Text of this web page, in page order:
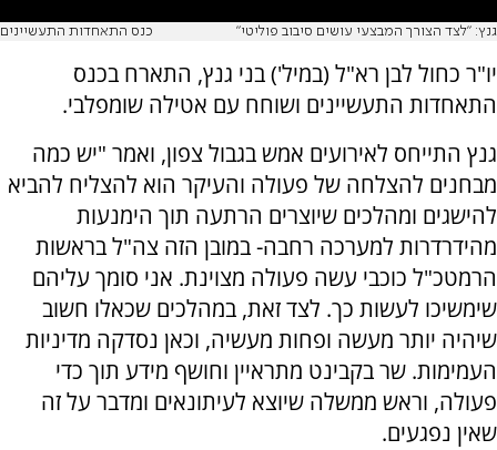
גנץ: "לצד הצורך המבצעי עושים סיבוב פוליטי" כנס התאחדות התעשיינים
יו"ר כחול לבן רא"ל (במיל') בני גנץ, התארח בכנס
התאחדות התעשיינים ושוחח עם אטילה שומפלבי.
גנץ התייחס לאירועים אמש בגבול צפון, ואמר "יש כמה
מבחנים להצלחה של פעולה והעיקר הוא להצליח להביא
להישגים ומהלכים שיוצרים הרתעה תוך הימנעות
מהידרדרות למערכה רחבה- במובן הזה צה"ל בראשות
הרמטכ"ל כוכבי עשה פעולה מצוינת. אני סומך עליהם
שימשיכו לעשות כך. לצד זאת, במהלכים שכאלו חשוב
שיהיה יותר מעשה ופחות מעשיה, וכאן נסדקה מדיניות
העמימות. שר בקבינט מתראיין וחושף מידע תוך כדי
פעולה, וראש ממשלה שיוצא לעיתונאים ומדבר על זה
שאין נפגעים.